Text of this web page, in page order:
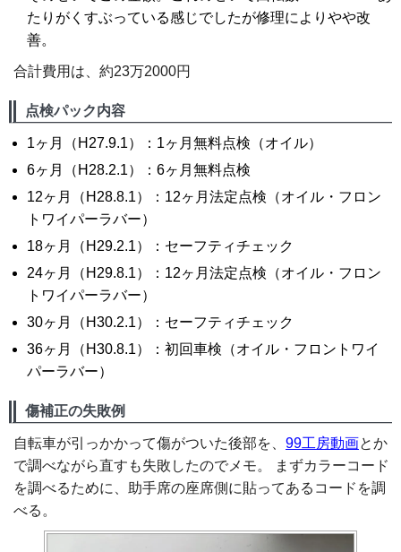
たりがくすぶっている感じでしたが修理によりやや改
善。
合計費用は、約23万2000円
点検パック内容
1ヶ月（H27.9.1）：1ヶ月無料点検（オイル）
6ヶ月（H28.2.1）：6ヶ月無料点検
12ヶ月（H28.8.1）：12ヶ月法定点検（オイル・フロン
トワイパーラバー）
18ヶ月（H29.2.1）：セーフティチェック
24ヶ月（H29.8.1）：12ヶ月法定点検（オイル・フロン
トワイパーラバー）
30ヶ月（H30.2.1）：セーフティチェック
36ヶ月（H30.8.1）：初回車検（オイル・フロントワイ
パーラバー）
傷補正の失敗例
自転車が引っかかって傷がついた後部を、 99工房動画とか
で調べながら直すも失敗したのでメモ。 まずカラーコード
を調べるために、助手席の座席側に貼ってあるコードを調
べる。